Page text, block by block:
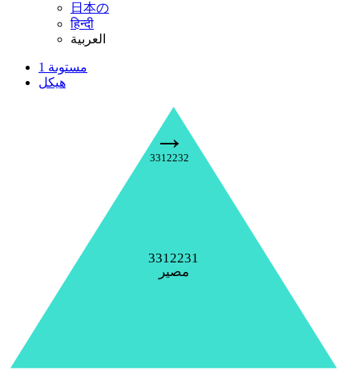
日本の
हिन्दी
العربية
مستوىة 1
هيكل
3312231
مصير
→
3312232